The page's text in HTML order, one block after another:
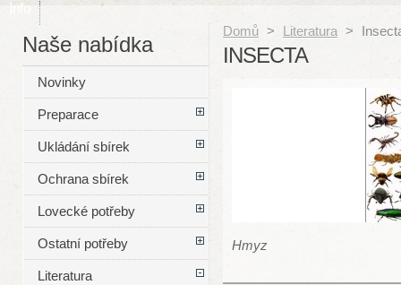
Info
Domů > Literatura >
INSECTA
Hmyz
Naše nabídka
Novinky
Preparace
Ukládání sbírek
Ochrana sbírek
Lovecké potřeby
Ostatní potřeby
Literatura